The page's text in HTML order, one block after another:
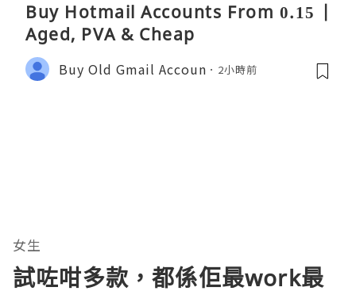
Buy Hotmail Accounts From 0.15 |
Aged, PVA & Cheap
Buy Old Gmail Accoun 2小時前
女生
試咗咁多款，都係佢最work最